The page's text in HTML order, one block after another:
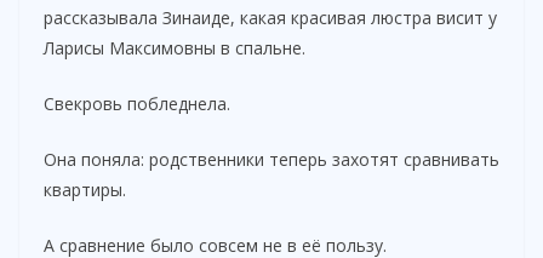
рассказывала Зинаиде, какая красивая люстра висит у
Ларисы Максимовны в спальне.
Свекровь побледнела.
Она поняла: родственники теперь захотят сравнивать
квартиры.
А сравнение было совсем не в её пользу.